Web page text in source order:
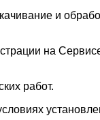
и
на
работ.